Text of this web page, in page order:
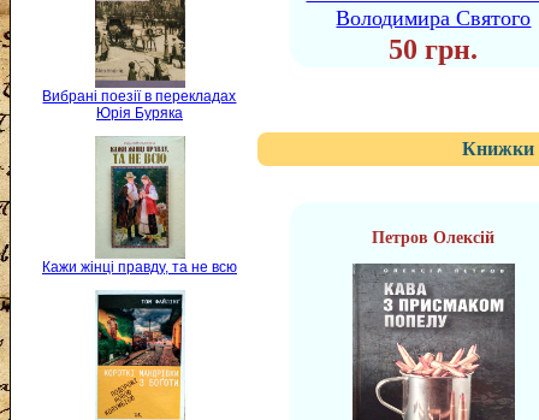
Вибрані поезії в перекладах
Юрія Буряка
Кажи жінці правду, та не всю
Володимира Святого
50 грн.
Книжки
Петров Олексій